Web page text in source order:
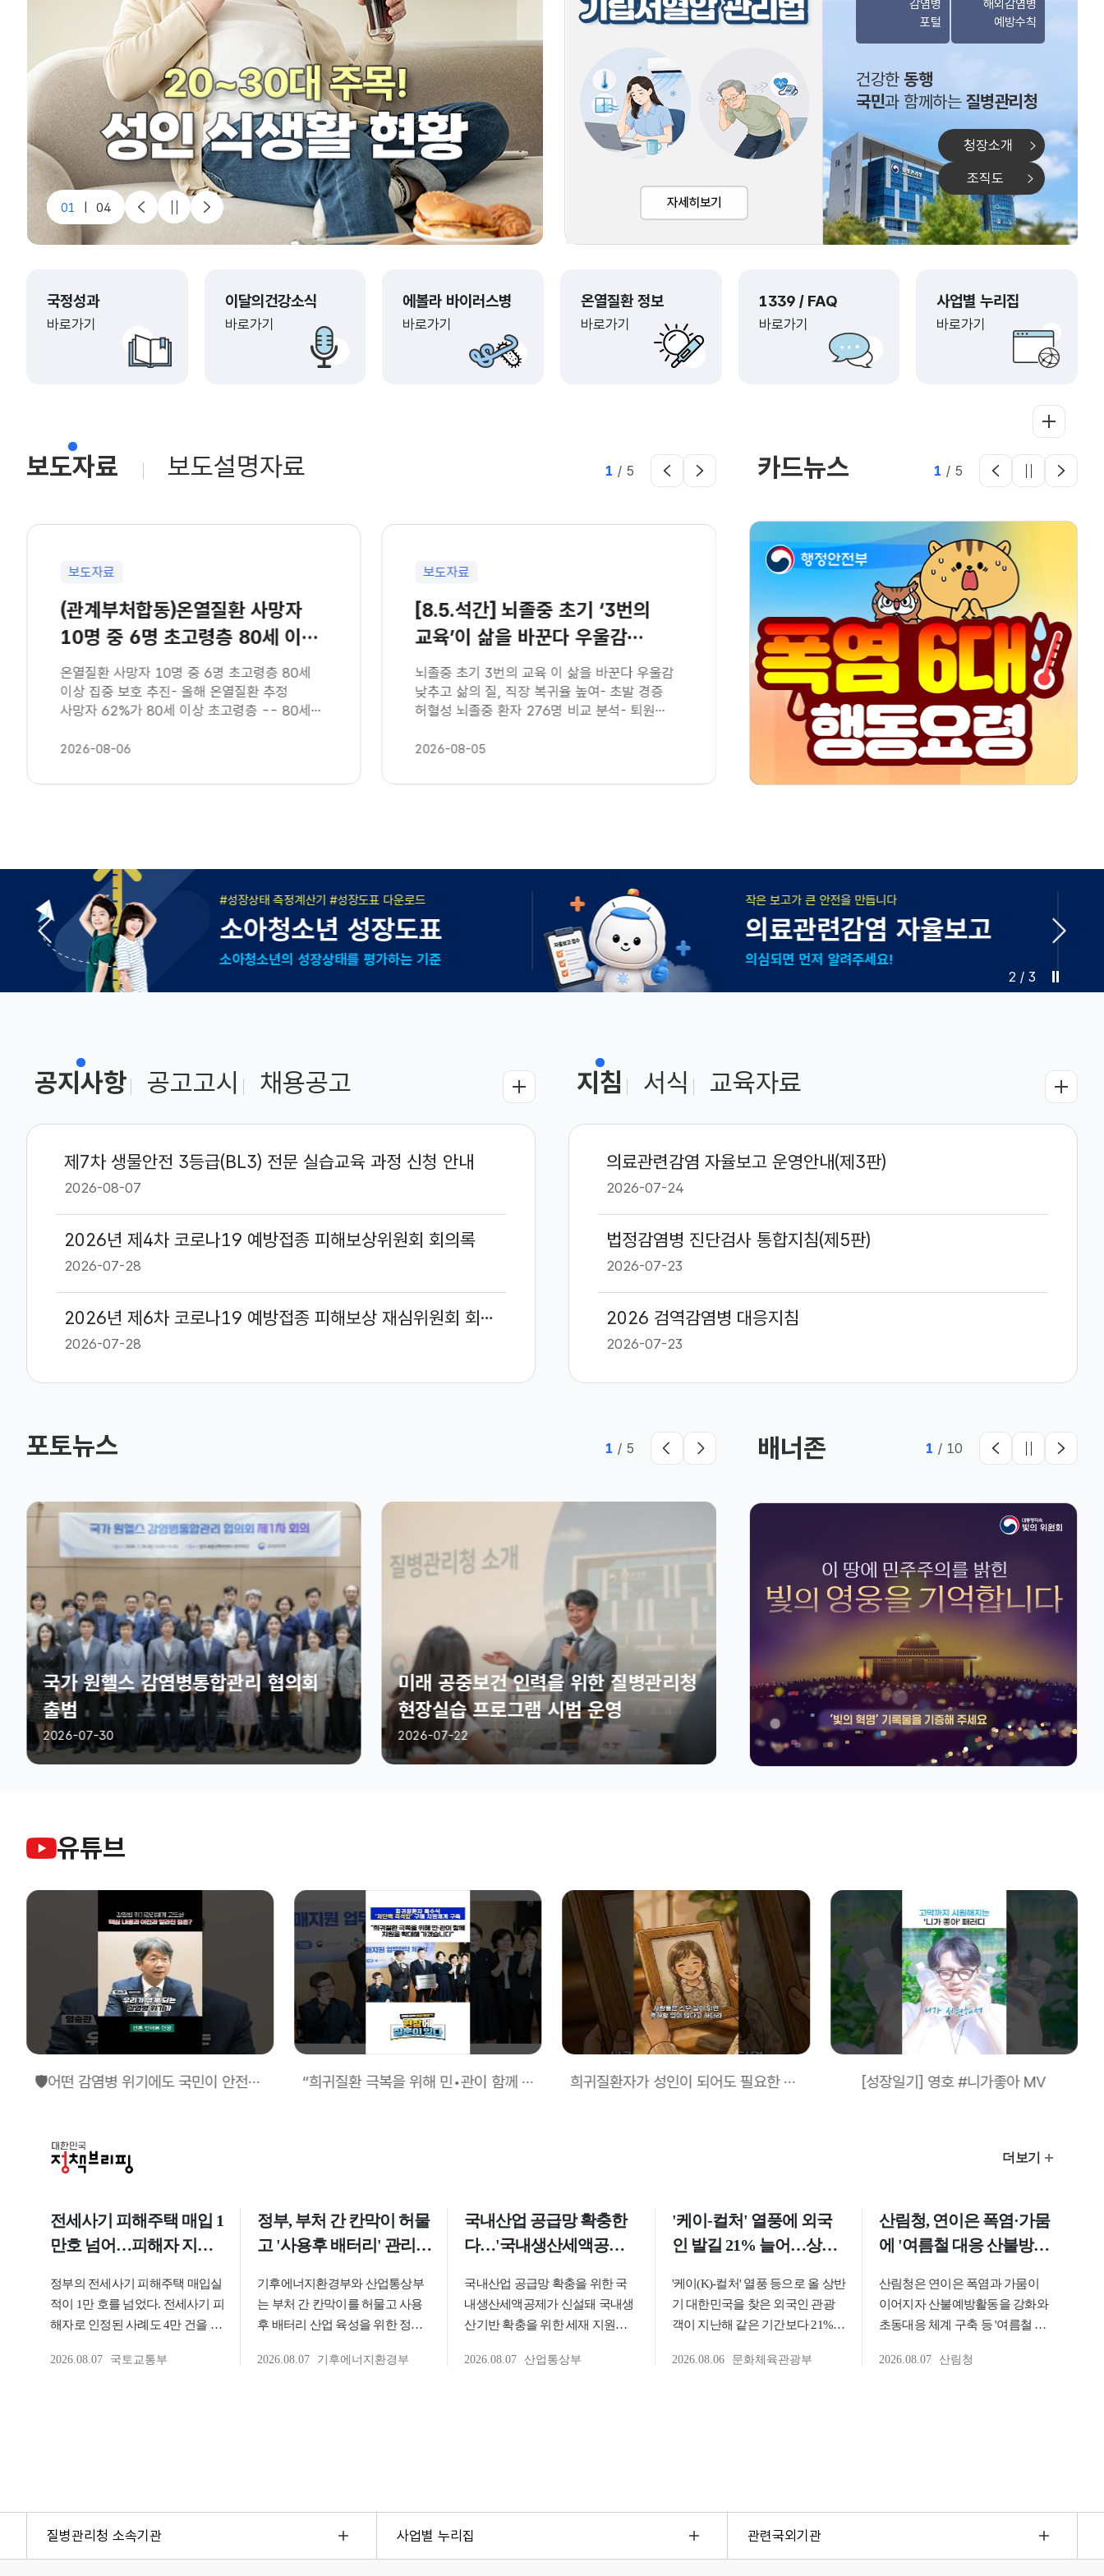
1 4
감염병
포털
해외감염병
예방수칙
건강한 동행
국민과 함께하는 질병관리청
청장소개
조직도
국정성과
바로가기
이달의건강소식
바로가기
에볼라 바이러스병
바로가기
온열질환 정보
바로가기
1339 / FAQ
바로가기
사업별 누리집
바로가기
보도자료
보도자료
(관계부처합동)온열질환 사망자
10명 중 6명 초고령층 80세 이상
집중 보호 추진(8.6
온열질환 사망자 10명 중 6명 초고령층 80세
이상 집중 보호 추진- 올해 온열질환 추정
사망자 62%가 80세 이상 초고령층 -- 80세
2026-08-06
보도자료
[8.5.석간] 뇌졸중 초기 ‘3번의
교육’이 삶을 바꾼다 우울감
낮추고 삶의 질, 직장
뇌졸중 초기 3번의 교육 이 삶을 바꾼다 우울감
낮추고 삶의 질, 직장 복귀율 높여- 초발 경증
허혈성 뇌졸중 환자 276명 비교 분석- 퇴원
2026-08-05
보도자료
내 증상을 말해요! 읽기 쉬운
온열질환 예방과 대처(8.4.화)
내 증상을 말해요! 읽기 쉬운 온열질환 예방과
대처- 그림 상징 쉬운 문장을 활용하여 폭염 시
행동요령과 온열질환 주요 증상을 쉽게 이해할
수 있도록 제작한 홍보물 배포- 특히 의
2026-08-04
1 / 5
보도설명자료 카드뉴스 1 / 5
작은 보고가 큰 안전을 만듭니다
의료관련감염 자율보고
의심되면 먼저 알려주세요!
해외여행객 검역
챗봇 서비스
#Q-CODE
#국제공인예방접종
2 / 3
공지사항
제7차 생물안전 3등급(BL3) 전문 실습교육 과정 신청 안내
2026-08-07
2026년 제4차 코로나19 예방접종 피해보상위원회 회의록
2026-07-28
2026년 제6차 코로나19 예방접종 피해보상 재심위원회 회의록
2026-07-28
공고고시 채용공고 지침
의료관련감염 자율보고 운영안내(제3판)
2026-07-24
법정감염병 진단검사 통합지침(제5판)
2026-07-23
2026 검역감염병 대응지침
2026-07-23
서식 교육자료
포토뉴스
국가 원헬스 감염병통합관리 협의회
출범
2026-07-30
미래 공중보건 인력을 위한 질병관리청
현장실습 프로그램 시범 운영
2026-07-22
질병관리청장, 신종·고위험 감염병
의료대응의 최전선을 찾다
2026-07-15
1 / 5 배너존 1 / 10
유튜브
🛡️어떤 감염병 위기에도 국민이 안전한 오늘과 내일을 만들겠습니다 “희귀질환 극복을 위해 민•관이 함께 지원을 확대해 가겠습니다” 희귀질환자가 성인이 되어도 필요한 특수식을 안정적으로! [성장일기] 영호 #니가좋아 MV
질병관리청 소속기관 사업별 누리집 관련국외기관